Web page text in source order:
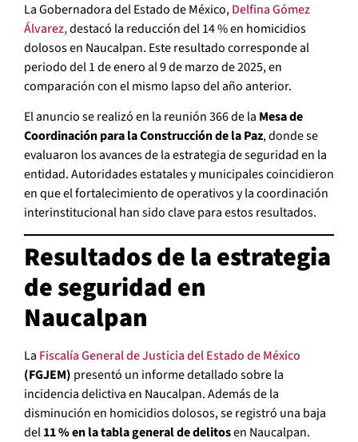
La Gobernadora del Estado de México,Delfina Gómez
Álvarez,destacó la reducción del 14 % en homicidios
dolosos en Naucalpan. Este resultado corresponde al
periodo del 1 de enero al 9 de marzo de 2025, en
comparación con el mismo lapso del año anterior.
El anuncio se realizó en la reunión 366 de la Mesa de
Coordinación para la Construcción de la Paz, donde se
evaluaron los avances de la estrategia de seguridad en la
entidad. Autoridades estatales y municipales coincidieron
en que el fortalecimiento de operativos y la coordinación
interinstitucional han sido clave para estos resultados.
Resultados de la estrategia
de seguridad en
Naucalpan
La Fiscalía General de Justicia del Estado de México
(FGJEM) presentó un informe detallado sobre la
incidencia delictiva en Naucalpan. Además de la
disminución en homicidios dolosos, se registró una baja
del11 % en la tabla general de delitosen Naucalpan.